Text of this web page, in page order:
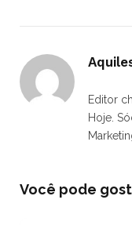
Editor
Hoje.
Você pode